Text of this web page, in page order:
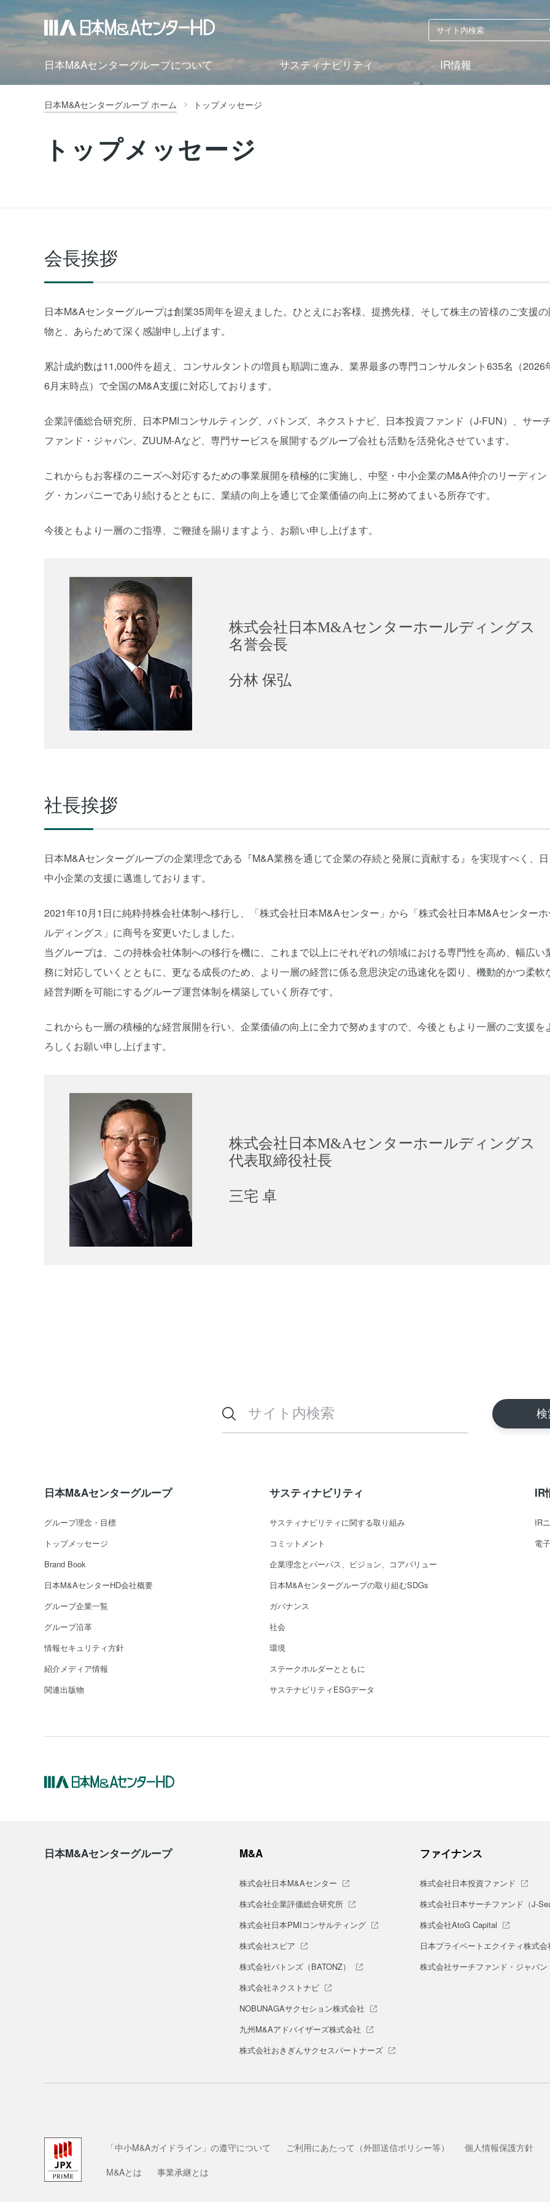
日本M&Aセンターグループについて サスティナビリティ IR情報
日本M&Aセンターグループ ホーム トップメッセージ
トップメッセージ
会長挨拶
日本M&Aセンターグループは創業35周年を迎えました。ひとえにお客様、提携先様、そして株主の皆様のご支援
物と、あらためて深く感謝申し上げます。
累計成約数は11,000件を超え、コンサルタントの増員も順調に進み、業界最多の専門コンサルタント635名（2026
6月末時点）で全国のM&A支援に対応しております。
企業評価総合研究所、日本PMIコンサルティング、バトンズ、ネクストナビ、日本投資ファンド（J-FUN）、サー
ファンド・ジャパン、ZUUM-Aなど、専門サービスを展開するグループ会社も活動を活発化させています。
これからもお客様のニーズへ対応するための事業展開を積極的に実施し、中堅・中小企業のM&A仲介のリーディン
グ・カンパニーであり続けるとともに、業績の向上を通じて企業価値の向上に努めてまいる所存です。
今後ともより一層のご指導、ご鞭撻を賜りますよう、お願い申し上げます。
株式会社日本M&Aセンターホールディングス
名誉会長
分林 保弘
社長挨拶
日本M&Aセンターグループの企業理念である『M&A業務を通じて企業の存続と発展に貢献する』を実現すべく、日
中小企業の支援に邁進しております。
2021年10月1日に純粋持株会社体制へ移行し、「株式会社日本M&Aセンター」から「株式会社日本M&Aセンターホ
ルディングス」に商号を変更いたしました。
当グループは、この持株会社体制への移行を機に、これまで以上にそれぞれの領域における専門性を高め、幅広い
務に対応していくとともに、更なる成長のため、より一層の経営に係る意思決定の迅速化を図り、機動的かつ柔軟
経営判断を可能にするグループ運営体制を構築していく所存です。
これからも一層の積極的な経営展開を行い、企業価値の向上に全力で努めますので、今後ともより一層のご支援を
ろしくお願い申し上げます。
株式会社日本M&Aセンターホールディングス
代表取締役社長
三宅 卓
日本M&Aセンターグループ
グループ理念・目標
トップメッセージ
Brand Book
日本M&AセンターHD会社概要
グループ企業一覧
グループ沿革
情報セキュリティ方針
紹介メディア情報
関連出版物
サスティナビリティ
サスティナビリティに関する取り組み
コミットメント
企業理念とパーパス、ビジョン、コアバリュー
日本M&Aセンターグループの取り組むSDGs
ガバナンス
社会
環境
ステークホルダーとともに
サステナビリティESGデータ
IR
IR
電
日本M&Aセンターグループ M&A
株式会社日本M&Aセンター
株式会社企業評価総合研究所
株式会社日本PMIコンサルティング
株式会社スピア
株式会社バトンズ（BATONZ）
株式会社ネクストナビ
NOBUNAGAサクセション株式会社
九州M&Aアドバイザーズ株式会社
株式会社おきぎんサクセスパートナーズ
ファイナンス
株式会社日本投資ファンド
株式会社日本サーチファンド（J-
株式会社AtoG Capital
日本プライベートエクイティ株式会
株式会社サーチファンド・ジャパン
「中小M&Aガイドライン」の遵守について ご利用にあたって（外部送信ポリシー等）
個人情報保護方針
M&Aとは
事業承継とは